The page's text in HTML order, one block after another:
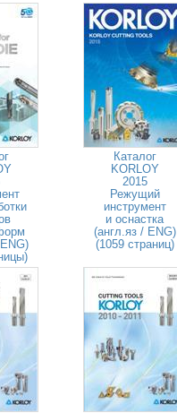
Каталог
KORLOY
2015
Режущий
инструмент
и оснастка
(англ.яз / ENG)
(1059 страниц)